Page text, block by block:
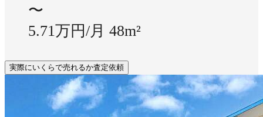
〜
5.71万円/月 48m²
実際にいくらで売れるか査定依頼